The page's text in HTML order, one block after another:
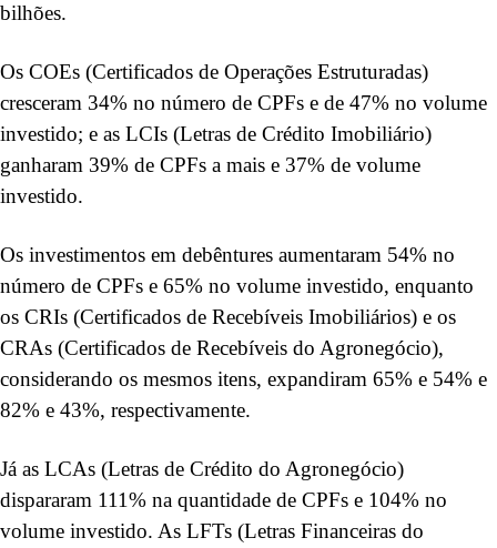
bilhões.
Os COEs (Certificados de Operações Estruturadas)
cresceram 34% no número de CPFs e de 47% no volume
investido; e as LCIs (Letras de Crédito Imobiliário)
ganharam 39% de CPFs a mais e 37% de volume
investido.
Os investimentos em debêntures aumentaram 54% no
número de CPFs e 65% no volume investido, enquanto
os CRIs (Certificados de Recebíveis Imobiliários) e os
CRAs (Certificados de Recebíveis do Agronegócio),
considerando os mesmos itens, expandiram 65% e 54% e
82% e 43%, respectivamente.
Já as LCAs (Letras de Crédito do Agronegócio)
dispararam 111% na quantidade de CPFs e 104% no
volume investido. As LFTs (Letras Financeiras do